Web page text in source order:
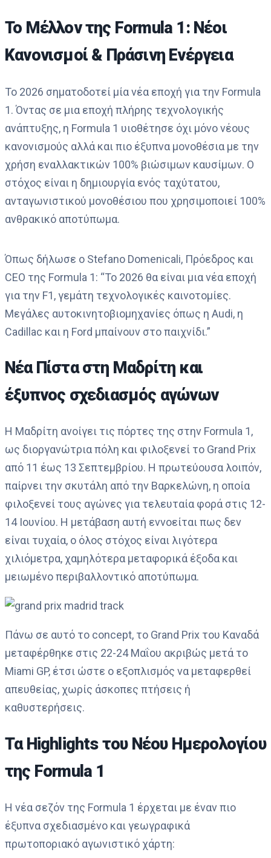
Το Μέλλον της Formula 1: Νέοι
Κανονισμοί & Πράσινη Ενέργεια
Το 2026 σηματοδοτεί μία νέα εποχή για την Formula
1. Όντας σε μια εποχή πλήρης τεχνολογικής
ανάπτυξης, η Formula 1 υιοθέτησε όχι μόνο νέους
κανονισμούς αλλά και πιο έξυπνα μονοθέσια με την
χρήση εναλλακτικών 100% βιώσιμων καυσίμων. Ο
στόχος είναι η δημιουργία ενός ταχύτατου,
ανταγωνιστικού μονοθέσιου που χρησιμοποιεί 100%
ανθρακικό αποτύπωμα.
Όπως δήλωσε ο Stefano Domenicali, Πρόεδρος και
CEO της Formula 1: “Το 2026 θα είναι μια νέα εποχή
για την F1, γεμάτη τεχνολογικές καινοτομίες.
Μεγάλες αυτοκινητοβιομηχανίες όπως η Audi, η
Cadillac και η Ford μπαίνουν στο παιχνίδι.”
Νέα Πίστα στη Μαδρίτη και
έξυπνος σχεδιασμός αγώνων
Η Μαδρίτη ανοίγει τις πόρτες της στην Formula 1,
ως διοργανώτρια πόλη και φιλοξενεί το Grand Prix
από 11 έως 13 Σεπτεμβρίου. Η πρωτεύουσα λοιπόν,
παίρνει την σκυτάλη από την Βαρκελώνη, η οποία
φιλοξενεί τους αγώνες για τελευταία φορά στις 12-
14 Ιουνίου. Η μετάβαση αυτή εννοείται πως δεν
είναι τυχαία, ο όλος στόχος είναι λιγότερα
χιλιόμετρα, χαμηλότερα μεταφορικά έξοδα και
μειωμένο περιβαλλοντικό αποτύπωμα.
Πάνω σε αυτό το concept, το Grand Prix του Καναδά
μεταφέρθηκε στις 22-24 Μαΐου ακριβώς μετά το
Miami GP, έτσι ώστε ο εξοπλισμός να μεταφερθεί
απευθείας, χωρίς άσκοπες πτήσεις ή
καθυστερήσεις.
Τα Highlights του Νέου Ημερολογίου
της Formula 1
Η νέα σεζόν της Formula 1 έρχεται με έναν πιο
έξυπνα σχεδιασμένο και γεωγραφικά
πρωτοποριακό αγωνιστικό χάρτη: